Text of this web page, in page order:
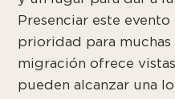
Presenciar este
prioridad para muchas
migración ofrece
pueden alcanzar una